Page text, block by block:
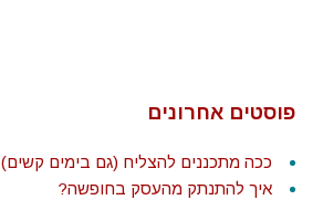
פוסטים אחרונים
ככה מתכננים להצליח (גם בימים קשים)
איך להתנתק מהעסק בחופשה?